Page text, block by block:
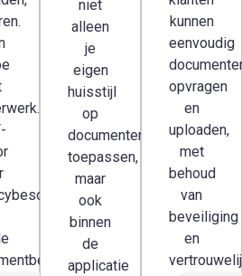
niet
alleen
je
eigen
huisstijl
op
documenten
toepassen,
maar
ook
binnen
de
applicatie
kunnen
eenvoudig
opvragen
en
uploaden,
met
behoud
van
beveiliging
en